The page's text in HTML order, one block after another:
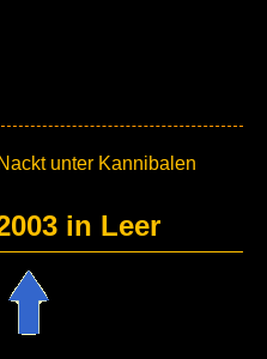
Nackt unter Kannibalen
in Leer